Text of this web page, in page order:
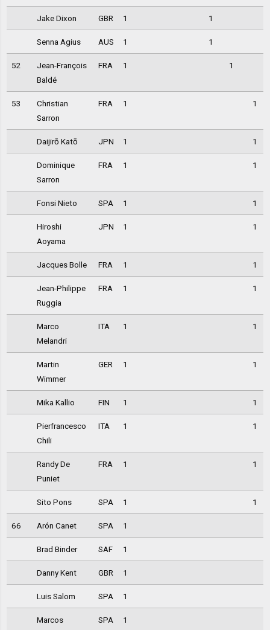
Jake Dixon GBR 1 1
Senna Agius AUS 1 1
52
Jean-François
Baldé
FRA 1 1
53
Christian
Sarron
FRA 1 1
Daijirō Katō JPN 1 1
Dominique
Sarron
FRA 1 1
Fonsi Nieto SPA 1 1
Hiroshi
Aoyama
JPN 1 1
Jacques Bolle FRA 1 1
Jean-Philippe
Ruggia
FRA 1 1
Marco
Melandri
ITA 1 1
Martin
Wimmer
GER 1 1
Mika Kallio FIN 1 1
Pierfrancesco
Chili
ITA 1 1
Randy De
Puniet
FRA 1 1
Sito Pons SPA 1 1
66 Arón Canet SPA 1
Brad Binder SAF 1
Danny Kent GBR 1
Luis Salom SPA 1
Marcos
SPA 1